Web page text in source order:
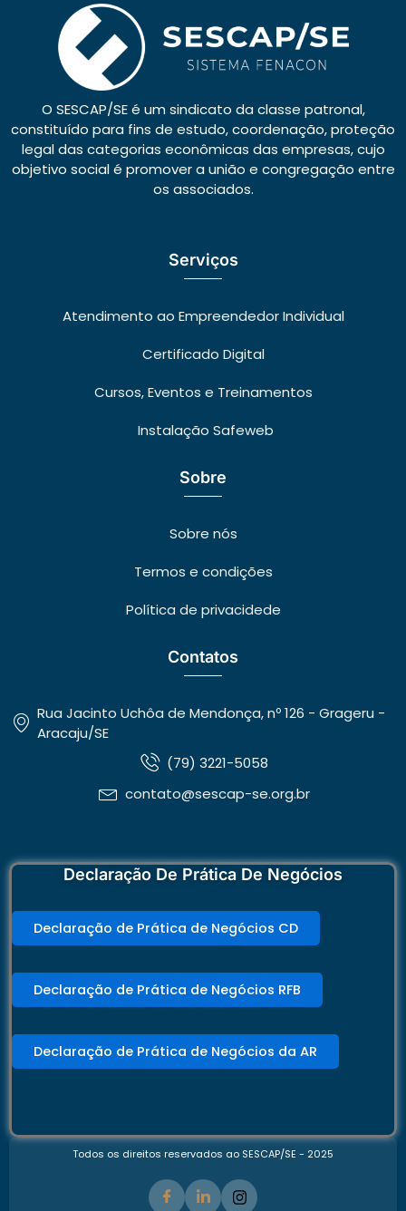
O SESCAP/SE é um sindicato da classe patronal,
constituído para fins de estudo, coordenação, proteção
legal das categorias econômicas das empresas, cujo
objetivo social é promover a união e congregação entre
os associados.
Serviços
Atendimento ao Empreendedor Individual
Certificado Digital
Cursos, Eventos e Treinamentos
Instalação Safeweb
Sobre
Sobre nós
Termos e condições
Política de privacidede
Contatos
Rua Jacinto Uchôa de Mendonça, nº 126 - Grageru -
Aracaju/SE
(79) 3221-5058
contato@sescap-se.org.br
Declaração De Prática De Negócios
Declaração de Prática de Negócios CD
Declaração de Prática de Negócios RFB
Declaração de Prática de Negócios da AR
Todos os direitos reservados ao SESCAP/SE - 2025